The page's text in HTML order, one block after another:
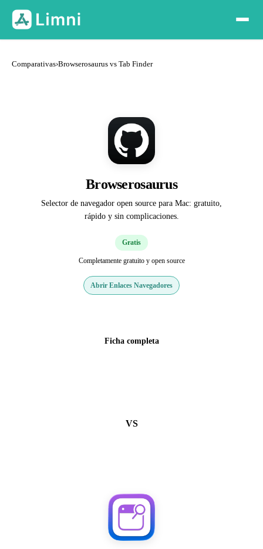
Comparativas›Browserosaurus vs Tab Finder
Browserosaurus
Selector de navegador open source para Mac: gratuito,
rápido y sin complicaciones.
Gratis
Completamente gratuito y open source
Abrir Enlaces Navegadores
Ficha completa
VS